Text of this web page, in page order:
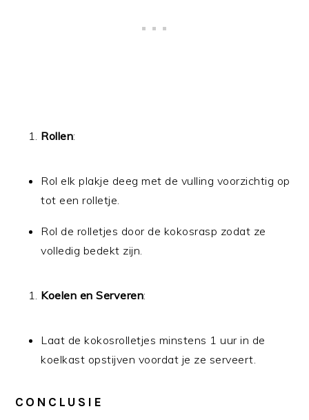
Rollen:
Rol elk plakje deeg met de vulling voorzichtig op
tot een rolletje.
Rol de rolletjes door de kokosrasp zodat ze
volledig bedekt zijn.
Koelen en Serveren:
Laat de kokosrolletjes minstens 1 uur in de
koelkast opstijven voordat je ze serveert.
CONCLUSIE